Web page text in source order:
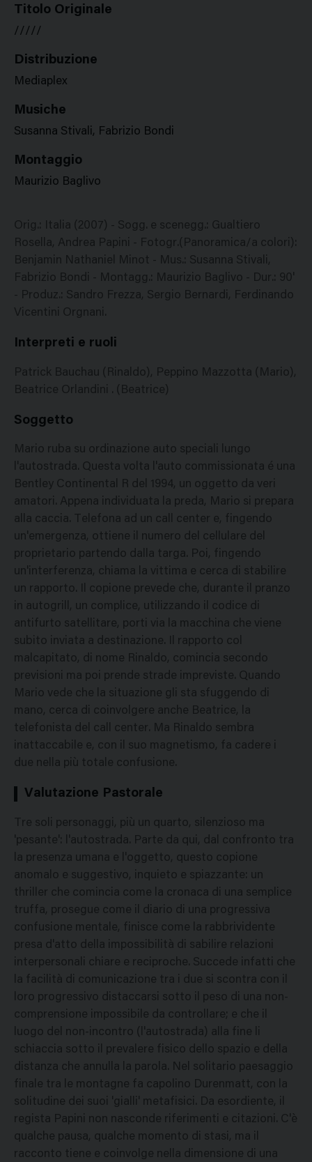
Titolo Originale
/////
Distribuzione
Mediaplex
Musiche
Susanna Stivali, Fabrizio Bondi
Montaggio
Maurizio Baglivo
Orig.: Italia (2007) - Sogg. e scenegg.: Gualtiero
Rosella, Andrea Papini - Fotogr.(Panoramica/a colori):
Benjamin Nathaniel Minot - Mus.: Susanna Stivali,
Fabrizio Bondi - Montagg.: Maurizio Baglivo - Dur.: 90'
- Produz.: Sandro Frezza, Sergio Bernardi, Ferdinando
Vicentini Orgnani.
Interpreti e ruoli
Patrick Bauchau (Rinaldo), Peppino Mazzotta (Mario),
Beatrice Orlandini . (Beatrice)
Soggetto
Mario ruba su ordinazione auto speciali lungo
l'autostrada. Questa volta l'auto commissionata é una
Bentley Continental R del 1994, un oggetto da veri
amatori. Appena individuata la preda, Mario si prepara
alla caccia. Telefona ad un call center e, fingendo
un'emergenza, ottiene il numero del cellulare del
proprietario partendo dalla targa. Poi, fingendo
un'interferenza, chiama la vittima e cerca di stabilire
un rapporto. Il copione prevede che, durante il pranzo
in autogrill, un complice, utilizzando il codice di
antifurto satellitare, porti via la macchina che viene
subito inviata a destinazione. Il rapporto col
malcapitato, di nome Rinaldo, comincia secondo
previsioni ma poi prende strade impreviste. Quando
Mario vede che la situazione gli sta sfuggendo di
mano, cerca di coinvolgere anche Beatrice, la
telefonista del call center. Ma Rinaldo sembra
inattaccabile e, con il suo magnetismo, fa cadere i
due nella più totale confusione.
Valutazione Pastorale
Tre soli personaggi, più un quarto, silenzioso ma
'pesante': l'autostrada. Parte da qui, dal confronto tra
la presenza umana e l'oggetto, questo copione
anomalo e suggestivo, inquieto e spiazzante: un
thriller che comincia come la cronaca di una semplice
truffa, prosegue come il diario di una progressiva
confusione mentale, finisce come la rabbrividente
presa d'atto della impossibilità di sabilire relazioni
interpersonali chiare e reciproche. Succede infatti che
la facilità di comunicazione tra i due si scontra con il
loro progressivo distaccarsi sotto il peso di una non-
comprensione impossibile da controllare; e che il
luogo del non-incontro (l'autostrada) alla fine li
schiaccia sotto il prevalere fisico dello spazio e della
distanza che annulla la parola. Nel solitario paesaggio
finale tra le montagne fa capolino Durenmatt, con la
solitudine dei suoi 'gialli' metafisici. Da esordiente, il
regista Papini non nasconde riferimenti e citazioni. C'è
qualche pausa, qualche momento di stasi, ma il
racconto tiene e coinvolge nella dimensione di una